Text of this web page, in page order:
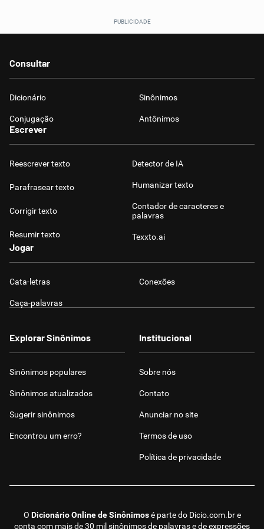
Consultar
Dicionário Sinônimos
Conjugação Antônimos
Escrever
Reescrever texto
Parafrasear texto
Corrigir texto
Resumir texto
Detector de IA
Humanizar texto
Contador de caracteres e
palavras
Texxto.ai
Jogar
Cata-letras Conexões
Caça-palavras
O Dicionário Online de Sinônimosé parte do Dicio.com.bre
conta com mais de 30 mil sinônimos de palavras e de expressões
Explorar Sinônimos
Sinônimos populares
Sinônimos atualizados
Sugerir sinônimos
Encontrou um erro?
Institucional
Sobre nós
Contato
Anunciar no site
Termos de uso
Política de privacidade